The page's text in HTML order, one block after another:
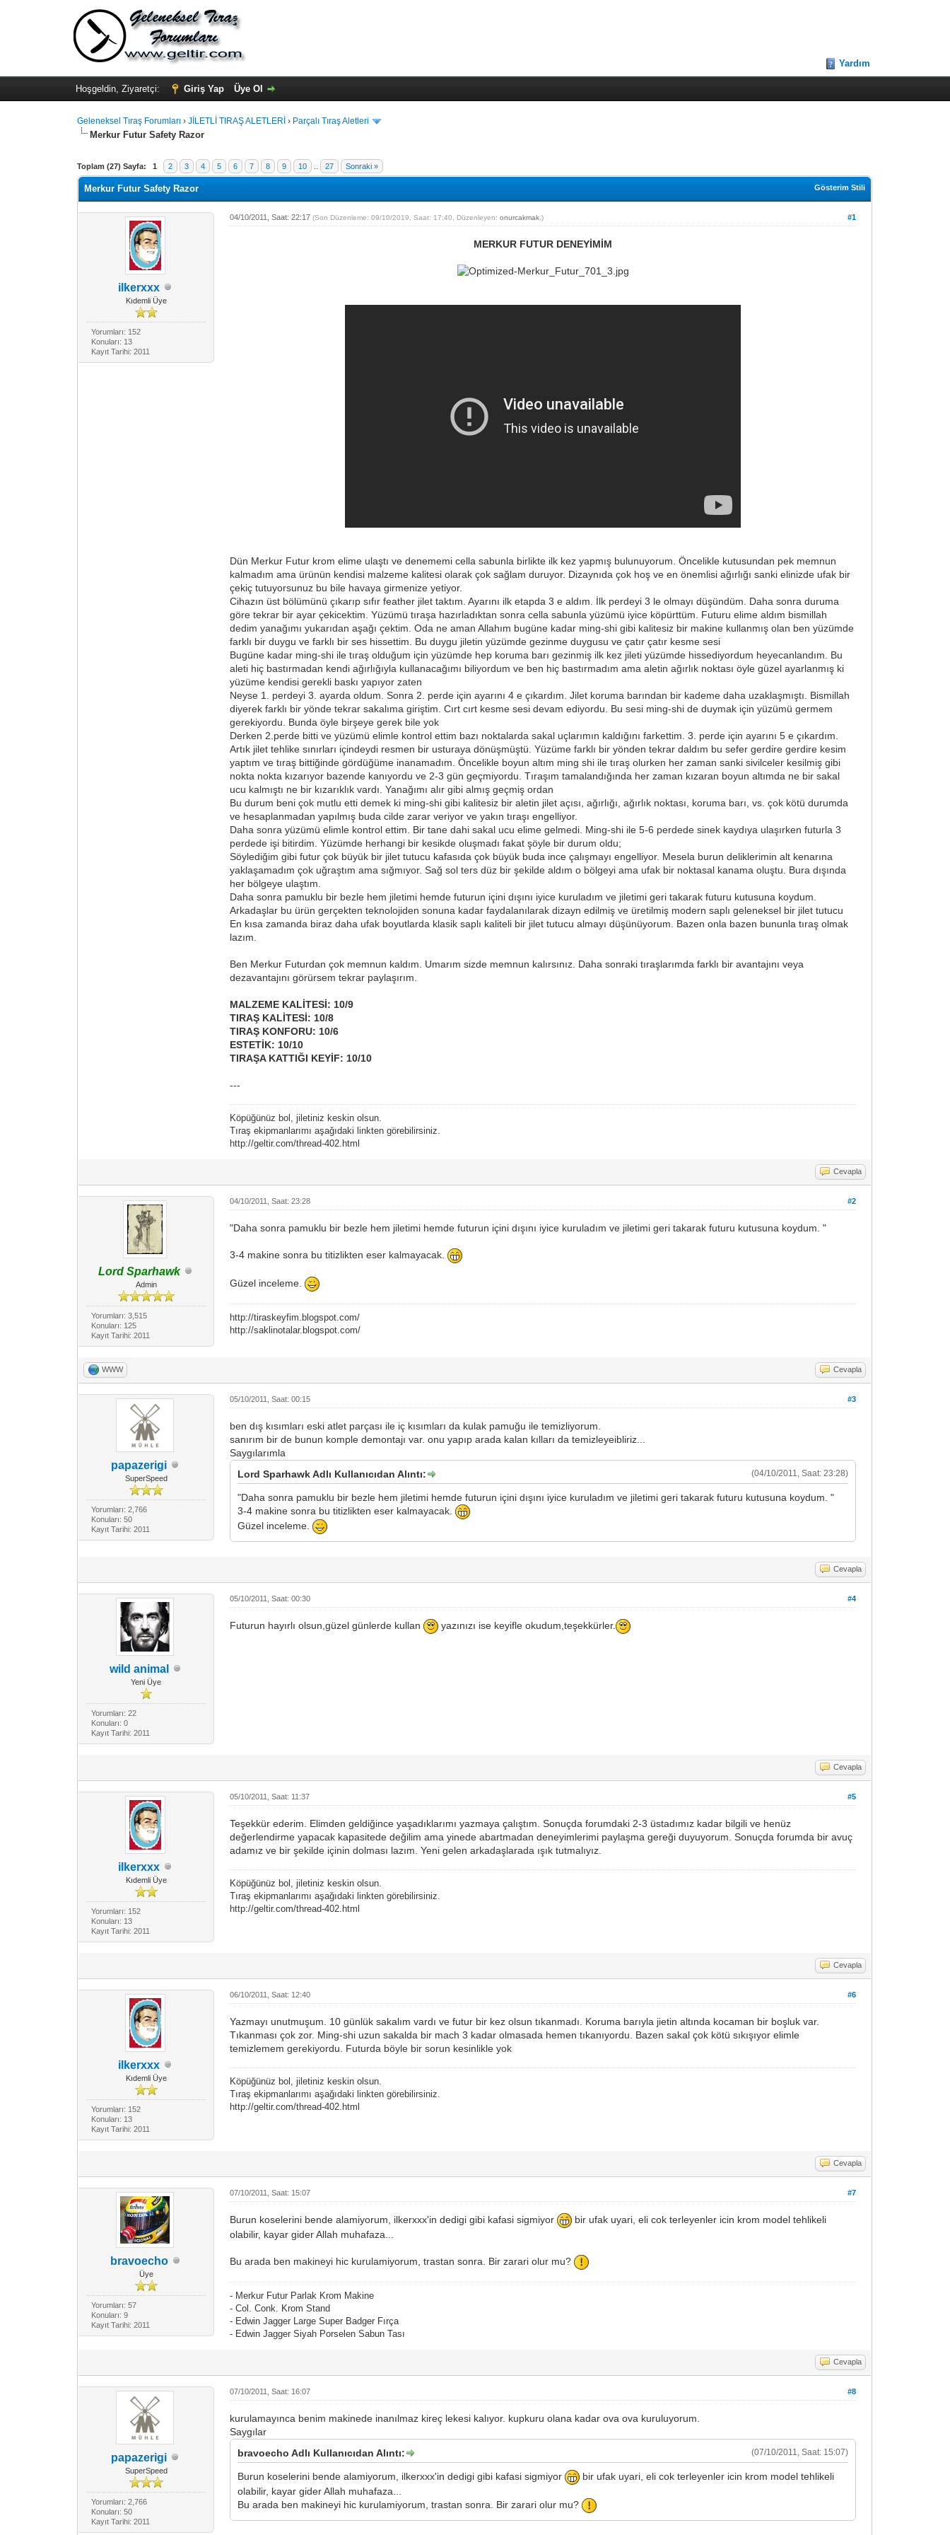
Yardım
Hoşgeldin, Ziyaretçi: Giriş Yap Üye Ol
Geleneksel Tıraş Forumları ›JİLETLİ TIRAŞ ALETLERİ › Parçalı Tıraş Aletleri
Merkur Futur Safety Razor
Toplam (27) Sayfa: 1 2 3 4 5 6 7 8 9 10 27 Sonraki »
Gösterim Stili
Merkur Futur Safety Razor
ilkerxxx
Kıdemli Üye
Yorumları: 152
Konuları: 13
Kayıt Tarihi: 2011
#1
04/10/2011, Saat: 22:17(Son Düzenleme: 09/10/2019, Saat: 17:40, Düzenleyen:onurcakmak .)
MERKUR FUTUR DENEYİMİM
Dün Merkur Futur krom elime ulaştı ve denememi cella sabunla birlikte ilk kez yapmış bulunuyorum. Öncelikle kutusundan pek memnun
kalmadım ama ürünün kendisi malzeme kalitesi olarak çok sağlam duruyor. Dizaynıda çok hoş ve en önemlisi ağırlığı sanki elinizde ufak bir
çekiç tutuyorsunuz bu bile havaya girmenize yetiyor.
Cihazın üst bölümünü çıkarıp sıfır feather jilet taktım. Ayarını ilk etapda 3 e aldım. İlk perdeyi 3 le olmayı düşündüm. Daha sonra duruma
göre tekrar bir ayar çekicektim. Yüzümü tıraşa hazırladıktan sonra cella sabunla yüzümü iyice köpürttüm. Futuru elime aldım bismillah
dedim yanağımı yukarıdan aşağı çektim. Oda ne aman Allahım bugüne kadar ming-shi gibi kalitesiz bir makine kullanmış olan ben yüzümde
farklı bir duygu ve farklı bir ses hissettim. Bu duygu jiletin yüzümde gezinme duygusu ve çatır çatır kesme sesi
Bugüne kadar ming-shi ile tıraş olduğum için yüzümde hep koruma barı gezinmiş ilk kez jileti yüzümde hissediyordum heyecanlandım. Bu
aleti hiç bastırmadan kendi ağırlığıyla kullanacağımı biliyordum ve ben hiç bastırmadım ama aletin ağırlık noktası öyle güzel ayarlanmış ki
yüzüme kendisi gerekli baskı yapıyor zaten
Neyse 1. perdeyi 3. ayarda oldum. Sonra 2. perde için ayarını 4 e çıkardım. Jilet koruma barından bir kademe daha uzaklaşmıştı. Bismillah
diyerek farklı bir yönde tekrar sakalıma giriştim. Cırt cırt kesme sesi devam ediyordu. Bu sesi ming-shi de duymak için yüzümü germem
gerekiyordu. Bunda öyle birşeye gerek bile yok
Derken 2.perde bitti ve yüzümü elimle kontrol ettim bazı noktalarda sakal uçlarımın kaldığını farkettim. 3. perde için ayarını 5 e çıkardım.
Artık jilet tehlike sınırları içindeydi resmen bir usturaya dönüşmüştü. Yüzüme farklı bir yönden tekrar daldım bu sefer gerdire gerdire kesim
yaptım ve tıraş bittiğinde gördüğüme inanamadım. Öncelikle boyun altım ming shi ile tıraş olurken her zaman sanki sivilceler kesilmiş gibi
nokta nokta kızarıyor bazende kanıyordu ve 2-3 gün geçmiyordu. Tıraşım tamalandığında her zaman kızaran boyun altımda ne bir sakal
ucu kalmıştı ne bir kızarıklık vardı. Yanağımı alır gibi almış geçmiş ordan
Bu durum beni çok mutlu etti demek ki ming-shi gibi kalitesiz bir aletin jilet açısı, ağırlığı, ağırlık noktası, koruma barı, vs. çok kötü durumda
ve hesaplanmadan yapılmış buda cilde zarar veriyor ve yakın tıraşı engelliyor.
Daha sonra yüzümü elimle kontrol ettim. Bir tane dahi sakal ucu elime gelmedi. Ming-shi ile 5-6 perdede sinek kaydıya ulaşırken futurla 3
perdede işi bitirdim. Yüzümde herhangi bir kesikde oluşmadı fakat şöyle bir durum oldu;
Söylediğim gibi futur çok büyük bir jilet tutucu kafasıda çok büyük buda ince çalışmayı engelliyor. Mesela burun deliklerimin alt kenarına
yaklaşamadım çok uğraştım ama sığmıyor. Sağ sol ters düz bir şekilde aldım o bölgeyi ama ufak bir noktasal kanama oluştu. Bura dışında
her bölgeye ulaştım.
Daha sonra pamuklu bir bezle hem jiletimi hemde futurun içini dışını iyice kuruladım ve jiletimi geri takarak futuru kutusuna koydum.
Arkadaşlar bu ürün gerçekten teknolojiden sonuna kadar faydalanılarak dizayn edilmiş ve üretilmiş modern saplı geleneksel bir jilet tutucu
En kısa zamanda biraz daha ufak boyutlarda klasik saplı kaliteli bir jilet tutucu almayı düşünüyorum. Bazen onla bazen bununla tıraş olmak
lazım.
Ben Merkur Futurdan çok memnun kaldım. Umarım sizde memnun kalırsınız. Daha sonraki tıraşlarımda farklı bir avantajını veya
dezavantajını görürsem tekrar paylaşırım.
MALZEME KALİTESİ: 10/9
TIRAŞ KALİTESİ: 10/8
TIRAŞ KONFORU: 10/6
ESTETİK: 10/10
TIRAŞA KATTIĞI KEYİF: 10/10
---
Köpüğünüz bol, jiletiniz keskin olsun.
Tıraş ekipmanlarımı aşağıdaki linkten görebilirsiniz.
http://geltir.com/thread-402.html
Cevapla
Lord Sparhawk
Admin
Yorumları: 3,515
Konuları: 125
Kayıt Tarihi: 2011
#2
04/10/2011, Saat: 23:28
"Daha sonra pamuklu bir bezle hem jiletimi hemde futurun içini dışını iyice kuruladım ve jiletimi geri takarak futuru kutusuna koydum. "
3-4 makine sonra bu titizlikten eser kalmayacak.
Güzel inceleme.
http://tiraskeyfim.blogspot.com/
http://saklinotalar.blogspot.com/
WWW Cevapla
papazerigi
SuperSpeed
Yorumları: 2,766
Konuları: 50
Kayıt Tarihi: 2011
#3
05/10/2011, Saat: 00:15
ben dış kısımları eski atlet parçası ile iç kısımları da kulak pamuğu ile temizliyorum.
sanırım bir de bunun komple demontajı var. onu yapıp arada kalan kılları da temizleyeibliriz...
Saygılarımla
(04/10/2011, Saat: 23:28)
Lord Sparhawk Adlı Kullanıcıdan Alıntı:
"Daha sonra pamuklu bir bezle hem jiletimi hemde futurun içini dışını iyice kuruladım ve jiletimi geri takarak futuru kutusuna koydum. "
3-4 makine sonra bu titizlikten eser kalmayacak.
Güzel inceleme.
Cevapla
wild animal
Yeni Üye
Yorumları: 22
Konuları: 0
Kayıt Tarihi: 2011
#4
05/10/2011, Saat: 00:30
Futurun hayırlı olsun,güzel günlerde kullan yazınızı ise keyifle okudum,teşekkürler.
Cevapla
ilkerxxx
Kıdemli Üye
Yorumları: 152
Konuları: 13
Kayıt Tarihi: 2011
#5
05/10/2011, Saat: 11:37
Teşekkür ederim. Elimden geldiğince yaşadıklarımı yazmaya çalıştım. Sonuçda forumdaki 2-3 üstadımız kadar bilgili ve henüz
değerlendirme yapacak kapasitede değilim ama yinede abartmadan deneyimlerimi paylaşma gereği duyuyorum. Sonuçda forumda bir avuç
adamız ve bir şekilde içinin dolması lazım. Yeni gelen arkadaşlarada ışık tutmalıyız.
Köpüğünüz bol, jiletiniz keskin olsun.
Tıraş ekipmanlarımı aşağıdaki linkten görebilirsiniz.
http://geltir.com/thread-402.html
Cevapla
ilkerxxx
Kıdemli Üye
Yorumları: 152
Konuları: 13
Kayıt Tarihi: 2011
#6
06/10/2011, Saat: 12:40
Yazmayı unutmuşum. 10 günlük sakalım vardı ve futur bir kez olsun tıkanmadı. Koruma barıyla jietin altında kocaman bir boşluk var.
Tıkanması çok zor. Ming-shi uzun sakalda bir mach 3 kadar olmasada hemen tıkanıyordu. Bazen sakal çok kötü sıkışıyor elimle
temizlemem gerekiyordu. Futurda böyle bir sorun kesinlikle yok
Köpüğünüz bol, jiletiniz keskin olsun.
Tıraş ekipmanlarımı aşağıdaki linkten görebilirsiniz.
http://geltir.com/thread-402.html
Cevapla
bravoecho
Üye
Yorumları: 57
Konuları: 9
Kayıt Tarihi: 2011
#7
07/10/2011, Saat: 15:07
Burun koselerini bende alamiyorum, ilkerxxx'in dedigi gibi kafasi sigmiyor
bir ufak uyari, eli cok terleyenler icin krom model tehlikeli
olabilir, kayar gider Allah muhafaza...
Bu arada ben makineyi hic kurulamiyorum, trastan sonra. Bir zarari olur mu?
- Merkur Futur Parlak Krom Makine
- Col. Conk. Krom Stand
- Edwin Jagger Large Super Badger Fırça
- Edwin Jagger Siyah Porselen Sabun Tası
Cevapla
papazerigi
SuperSpeed
Yorumları: 2,766
Konuları: 50
Kayıt Tarihi: 2011
#8
07/10/2011, Saat: 16:07
kurulamayınca benim makinede inanılmaz kireç lekesi kalıyor. kupkuru olana kadar ova ova kuruluyorum.
Saygılar
(07/10/2011, Saat: 15:07)
bravoecho Adlı Kullanıcıdan Alıntı:
Burun koselerini bende alamiyorum, ilkerxxx'in dedigi gibi kafasi sigmiyor
bir ufak uyari, eli cok terleyenler icin krom model tehlikeli
olabilir, kayar gider Allah muhafaza...
Bu arada ben makineyi hic kurulamiyorum, trastan sonra. Bir zarari olur mu?